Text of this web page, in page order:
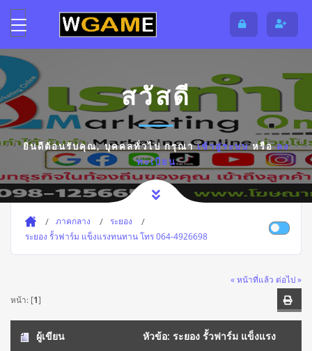
สวัสดี
ยินดีต้อนรับคุณ,บุคคลทั่วไปกรุณาเข้าสู่ระบบหรือลง
ทะเบียน
ภาคกลาง
ระยอง
ระยอง รั้วฟาร์ม แข็งแรงทนทาน โทร 064-4926698
« หน้าที่แล้ว ต่อไป »
หน้า: [1]
ผู้เขียน หัวข้อ: ระยอง รั้วฟาร์ม แข็งแรง